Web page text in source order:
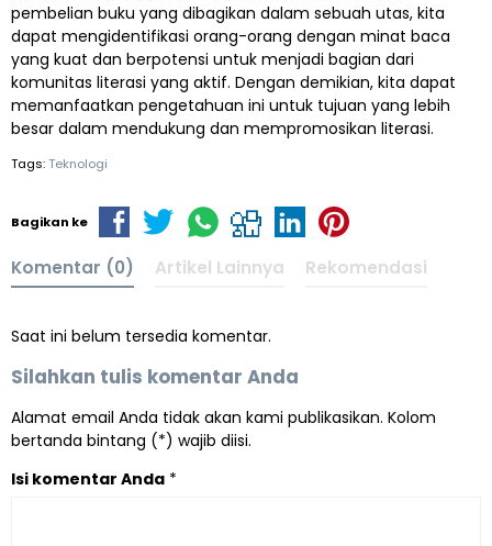
pembelian buku yang dibagikan dalam sebuah utas, kita
dapat mengidentifikasi orang-orang dengan minat baca
yang kuat dan berpotensi untuk menjadi bagian dari
komunitas literasi yang aktif. Dengan demikian, kita dapat
memanfaatkan pengetahuan ini untuk tujuan yang lebih
besar dalam mendukung dan mempromosikan literasi.
Tags:Teknologi
Bagikan ke
Komentar (0) Artikel Lainnya Rekomendasi
Saat ini belum tersedia komentar.
Silahkan tulis komentar Anda
Alamat email Anda tidak akan kami publikasikan. Kolom
bertanda bintang (*) wajib diisi.
Isi komentar Anda *